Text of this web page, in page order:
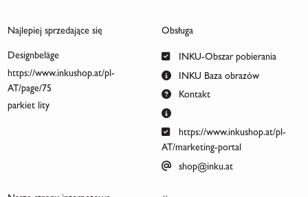
Najlepiej sprzedające się
Designbeläge
https://www.inkushop.at/pl-
AT/page/75
parkiet lity
Obsługa
INKU-Obszar pobierania
INKU Baza obrazów
Kontakt
https://www.inkushop.at/pl-
AT/marketing-portal
shop@inku.at